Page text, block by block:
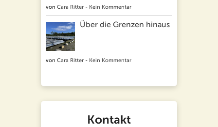
von Cara Ritter - Kein Kommentar
Über die Grenzen hinaus
von Cara Ritter - Kein Kommentar
Kontakt